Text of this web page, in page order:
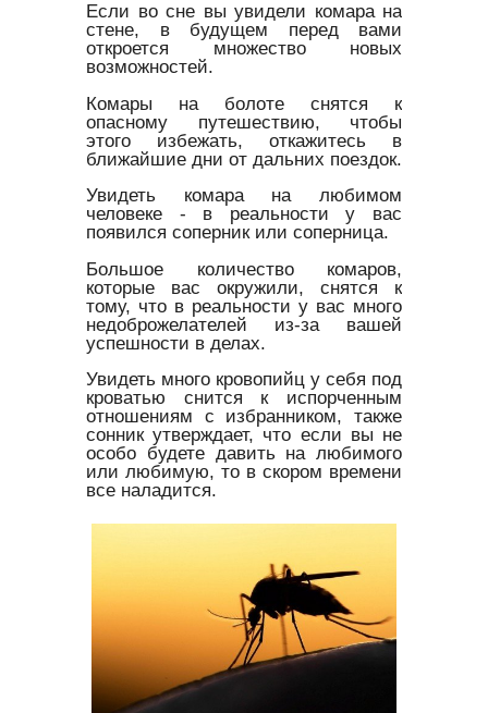
Если во сне вы увидели комара на
стене, в будущем перед вами
откроется множество новых
возможностей.
Комары на болоте снятся к
опасному путешествию, чтобы
этого избежать, откажитесь в
ближайшие дни от дальних поездок.
Увидеть комара на любимом
человеке - в реальности у вас
появился соперник или соперница.
Большое количество комаров,
которые вас окружили, снятся к
тому, что в реальности у вас много
недоброжелателей из-за вашей
успешности в делах.
Увидеть много кровопийц у себя под
кроватью снится к испорченным
отношениям с избранником, также
сонник утверждает, что если вы не
особо будете давить на любимого
или любимую, то в скором времени
все наладится.